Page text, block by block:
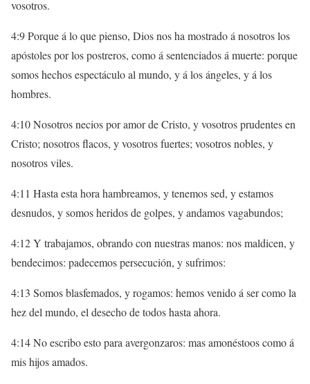
vosotros.
4:9 Porque á lo que pienso, Dios nos ha mostrado á nosotros los
apóstoles por los postreros, como á sentenciados á muerte: porque
somos hechos espectáculo al mundo, y á los ángeles, y á los
hombres.
4:10 Nosotros necios por amor de Cristo, y vosotros prudentes en
Cristo; nosotros flacos, y vosotros fuertes; vosotros nobles, y
nosotros viles.
4:11 Hasta esta hora hambreamos, y tenemos sed, y estamos
desnudos, y somos heridos de golpes, y andamos vagabundos;
4:12 Y trabajamos, obrando con nuestras manos: nos maldicen, y
bendecimos: padecemos persecución, y sufrimos:
4:13 Somos blasfemados, y rogamos: hemos venido á ser como la
hez del mundo, el desecho de todos hasta ahora.
4:14 No escribo esto para avergonzaros: mas amonéstoos como á
mis hijos amados.